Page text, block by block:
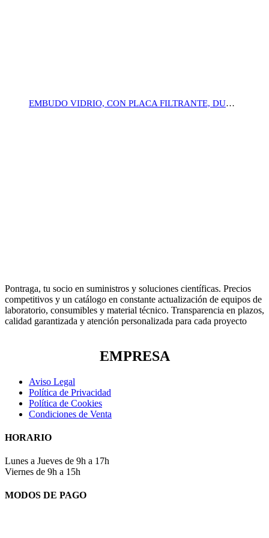
EMBUDO VIDRIO, CON PLACA FILTRANTE, DURAN®
Pontraga, tu socio en suministros y soluciones científicas. Precios
competitivos y un catálogo en constante actualización de equipos de
laboratorio, consumibles y material técnico. Transparencia en plazos,
calidad garantizada y atención personalizada para cada proyecto
EMPRESA
Aviso Legal
Política de Privacidad
Política de Cookies
Condiciones de Venta
HORARIO
Lunes a Jueves de 9h a 17h
Viernes de 9h a 15h
MODOS DE PAGO